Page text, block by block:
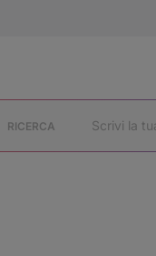
RICERCA